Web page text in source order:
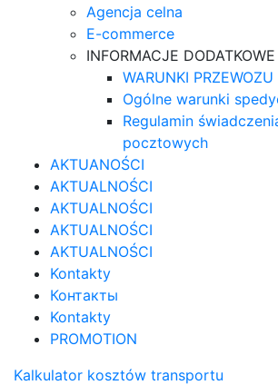
Agencja celna
E-commerce
INFORMACJE DODATKOWE
WARUNKI PRZEWOZU
Ogólne warunki
Regulamin
pocztowych
AKTUANOŚCI
AKTUALNOŚCI
AKTUALNOŚCI
AKTUALNOŚCI
AKTUALNOŚCI
Kontakty
Контакты
Kontakty
PROMOTION
Kalkulator kosztów transportu